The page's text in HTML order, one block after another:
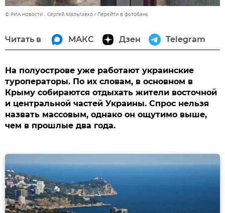
© РИА Новости . Сергей Мальгавко Перейти в фотобанк
Читать в МАКС Дзен Telegram
На полуострове уже работают украинские
туроператоры. По их словам, в основном в
Крыму собираются отдыхать жители восточной
и центральной частей Украины. Спрос нельзя
назвать массовым, однако он ощутимо выше,
чем в прошлые два года.